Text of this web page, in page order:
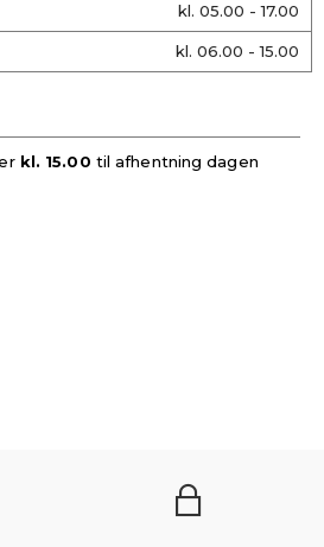
kl. 05.00 - 17.00
kl. 06.00 - 15.00
kl. 15.00 til afhentning dagen